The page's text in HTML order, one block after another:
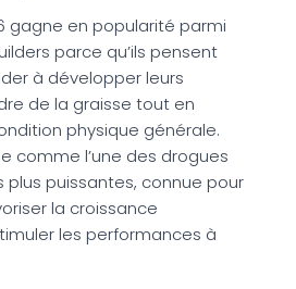
gagne en popularité parmi
parce qu’ils pensent
à développer leurs
de la graisse tout en
physique générale.
comme l’une des drogues
plus puissantes, connue pour
la croissance
les performances à